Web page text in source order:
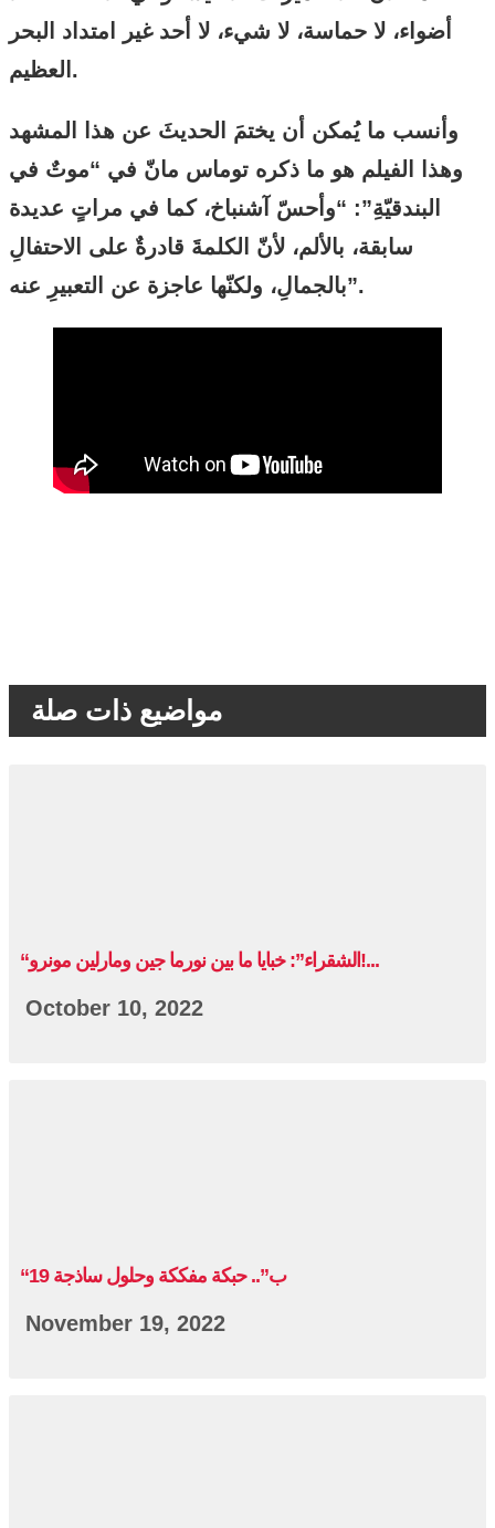
أضواء، لا حماسة، لا شيء، لا أحد غير امتداد البحر
العظيم.
وأنسب ما يُمكن أن يختمَ الحديثَ عن هذا المشهد
وهذا الفيلم هو ما ذكره توماس مانّ في “موتٌ في
البندقيّةِ”: “وأحسّ آشنباخ، كما في مراتٍ عديدة
سابقة، بالألم، لأنّ الكلمةَ قادرةٌ على الاحتفالِ
بالجمالِ، ولكنّها عاجزة عن التعبيرِ عنه”.
مواضيع ذات صلة
“الشقراء”: خبايا ما بين نورما جين ومارلين مونرو!...
October 10, 2022
“19 ب”.. حبكة مفككة وحلول ساذجة
November 19, 2022